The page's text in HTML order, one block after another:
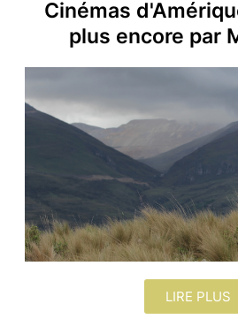
Cinémas
plus encore par
LIRE PLUS